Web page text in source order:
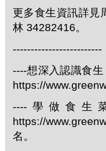
更多食生資訊詳見
林 34282416。
-------------------------
----想深入認識食
https://
----學做食生
https://
名。